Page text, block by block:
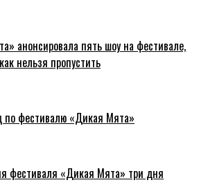
анонсировала пять шоу на фестивале,
нельзя пропустить
по фестивалю «Дикая Мята»
фестиваля «Дикая Мята» три дня